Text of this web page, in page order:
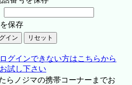
保存
グインできない方はこちらから
お試し下さい
らノジマの携帯コーナーまでお